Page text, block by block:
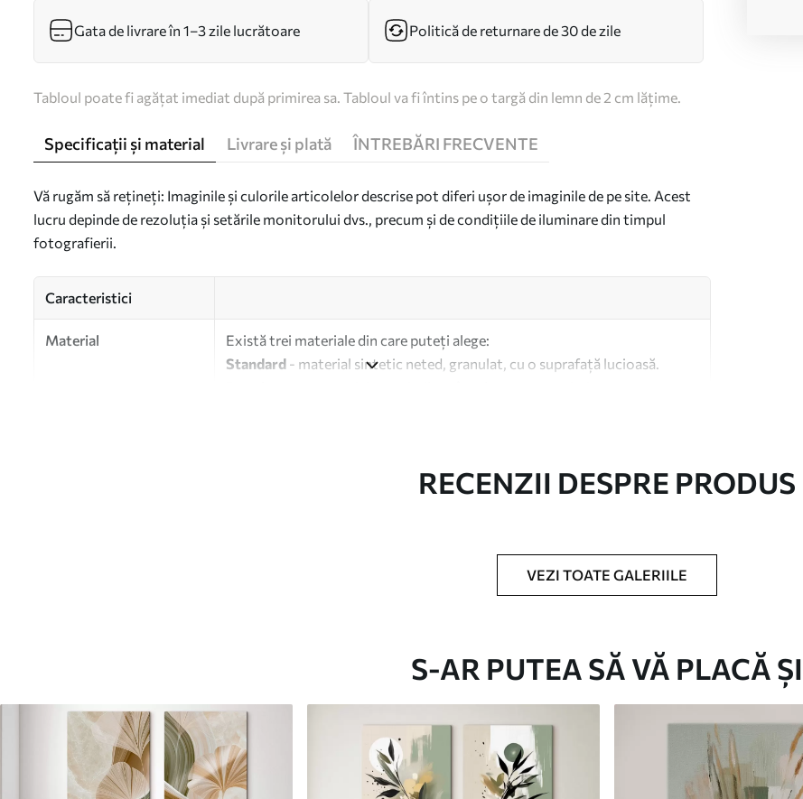
Gata de livrare în 1–3 zile lucrătoare Politică de returnare de 30 de zile
Tabloul poate fi agățat imediat după primirea sa. Tabloul va fi întins pe o targă din lemn de 2 cm lățime.
Specificații și material Livrare și plată ÎNTREBĂRI FRECVENTE
Vă rugăm să rețineți: Imaginile și culorile articolelor descrise pot diferi ușor de imaginile de pe site. Acest
lucru depinde de rezoluția și setările monitorului dvs., precum și de condițiile de iluminare din timpul
fotografierii.
Caracteristici
Material
Există trei materiale din care puteți alege:
Standard - material sintetic neted, granulat, cu o suprafață lucioasă.
✓
Rezistent la decolorare
Cerneală sigură și inodoră
Suprafață tip pânză
Material ecologic
✓
Cerneală sigură și inodoră
Suprafață tip pânză
Material ecologic
De La124 .99lei
✓
✓Rezistent la decolorare
✓ Cerneală sigură și inodoră
✓ Suprafață tip pânză
✓Material ecologic
RECENZII DESPRE PRODUS
VEZI TOATE GALERIILE
S-AR PUTEA SĂ VĂ PLACĂ ȘI